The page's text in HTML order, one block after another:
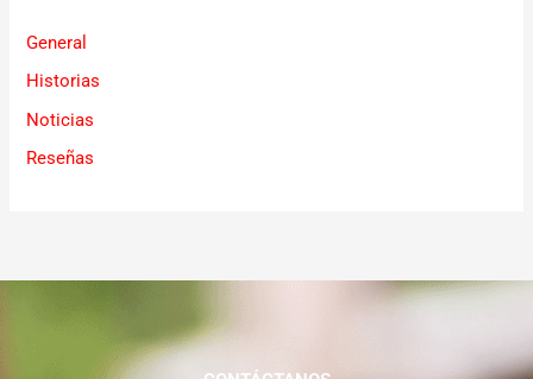
General
Historias
Noticias
Reseñas